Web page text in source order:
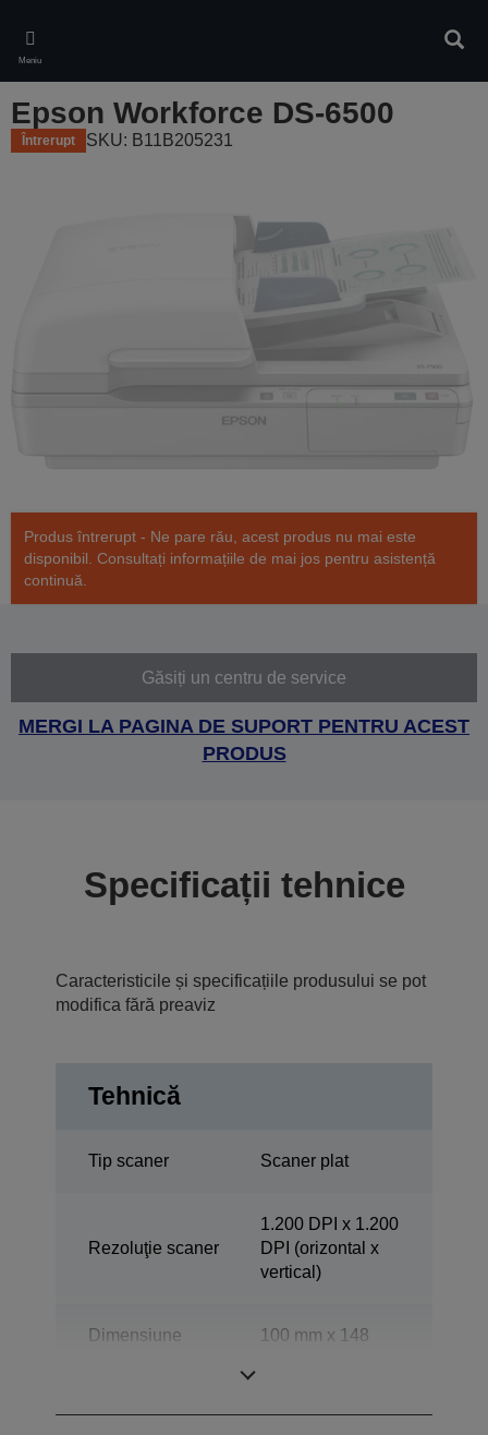
main
content
Meniu
Epson Workforce DS-6500
Întrerupt SKU: B11B205231
Produs întrerupt - Ne pare rău, acest produs nu mai este
disponibil. Consultați informațiile de mai jos pentru asistență
continuă.
Găsiți un centru de service
MERGI LA PAGINA DE SUPORT PENTRU ACEST
PRODUS
Specificații tehnice
Caracteristicile și specificațiile produsului se pot
modifica fără preaviz
Tehnică
Tip scaner Scaner plat
Rezoluţie scaner
1.200 DPI x 1.200
DPI (orizontal x
vertical)
Dimensiune
100 mm x 148